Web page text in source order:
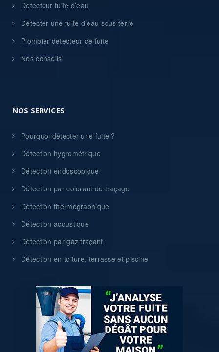
Detecteur fuite d’eau
Detecter une fuite d’eau sous terre
Plombier detecteur de fuite
Nos conseils
NOS SERVICES
Pourquoi détecter une fuite ?
Détection hygrométrique
Détection endoscopique
Détection par colorant de traçage
Détection thermographique
Détection acoustique
Détection par gaz traçant
Détection en toiture, terrasse et piscine